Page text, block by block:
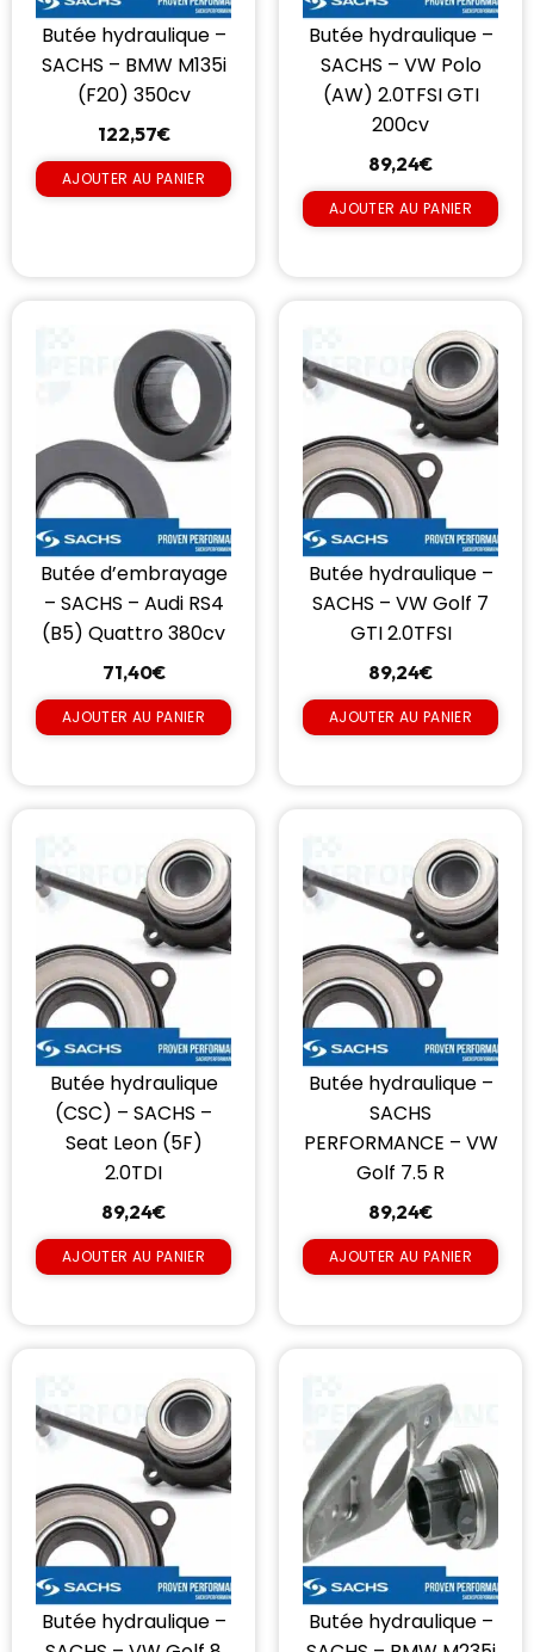
Butée hydraulique –
SACHS – BMW M135i
(F20) 350cv
122,57€
AJOUTER AU PANIER
Butée hydraulique –
SACHS – VW Polo
(AW) 2.0TFSI GTI
200cv
89,24€
AJOUTER AU PANIER
Butée d’embrayage
– SACHS – Audi RS4
(B5) Quattro 380cv
71,40€
AJOUTER AU PANIER
Butée hydraulique –
SACHS – VW Golf 7
GTI 2.0TFSI
89,24€
AJOUTER AU PANIER
Butée hydraulique
(CSC) – SACHS –
Seat Leon (5F)
2.0TDI
89,24€
AJOUTER AU PANIER
Butée hydraulique –
SACHS
PERFORMANCE – VW
Golf 7.5 R
89,24€
AJOUTER AU PANIER
Butée hydraulique –
Butée hydraulique –